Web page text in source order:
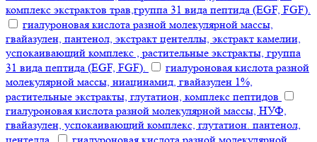
комплекс экстрактов трав,группа 31 вида пептида (EGF, FGF).
гиалуроновая кислота разной молекулярной массы,
гвайазулен, пантенол, экстракт центеллы, экстракт камелии,
успокаивающий комплекс , растительные экстракты, группа
31 вида пептида (EGF, FGF).
гиалуроновая кислота разной
молекулярной массы, ниацинамид, гвайазулен 1%,
растительные экстракты, глутатион, комплекс пептидов
гиалуроновая кислота разной молекулярной массы, НУФ,
гвайазулен, успокаивающий комплекс, глутатион. пантенол,
центелла.
гиалуроновая кислота разной молекулярной